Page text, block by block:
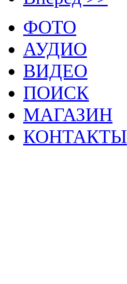
ФОТО
АУДИО
ВИДЕО
ПОИСК
МАГАЗИН
КОНТАКТЫ